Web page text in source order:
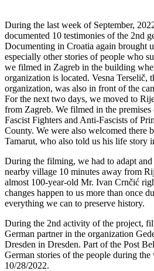
During the last week of September,
documented 10 testimonies of the 2nd
Documenting in Croatia again brought
especially other stories of people who
we filmed in Zagreb in the building
organization is located. Vesna Terselič,
organization, was also in front of the
For the next two days, we moved to
from Zagreb. We filmed in the
Fascist Fighters and Anti-Fascists of
County. We were also welcomed there
Tamarut, who also told us his life story
During the filming, we had to adapt
nearby village 10 minutes away from
almost 100-year-old Mr. Ivan Crnčić
changes happen to us more than once
everything we can to preserve history.
During the 2nd activity of the project,
German partner in the organization
Dresden in Dresden. Part of the Post
German stories of the people during
10/28/2022.